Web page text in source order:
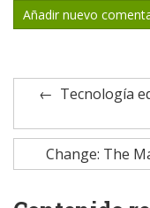
Añadir nuevo
Tecnología
Change: The